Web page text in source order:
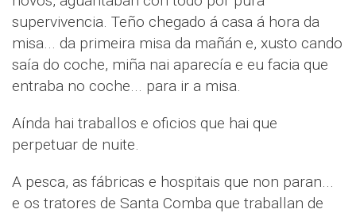
supervivencia. Teño chegado á casa á hora da
misa... da primeira misa da mañán e, xusto cando
saía do coche, miña nai aparecía e eu facia que
entraba no coche... para ir a misa.
Aínda hai traballos e oficios que hai que
perpetuar de nuite.
A pesca, as fábricas e hospitais que non paran...
e os tratores de Santa Comba que traballan de